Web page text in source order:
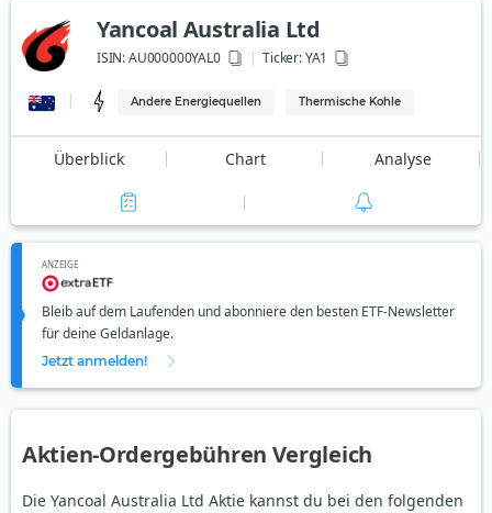
Yancoal Australia Ltd
ISIN:AU000000YAL0 Ticker:YA1
Andere Energiequellen Thermische Kohle
Überblick Chart Analyse
ANZEIGE
Bleib auf dem Laufenden und abonniere den besten ETF-Newsletter
für deine Geldanlage.
Jetzt anmelden!
Aktien-Ordergebühren Vergleich
Die Yancoal Australia Ltd Aktie kannst du bei den folgenden